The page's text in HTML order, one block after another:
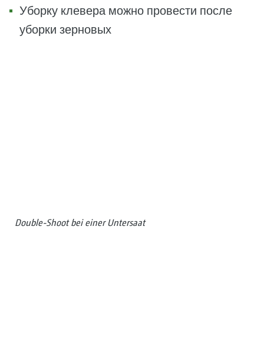
Уборку клевера можно провести после
уборки зерновых
Double-Shoot bei einer Untersaat